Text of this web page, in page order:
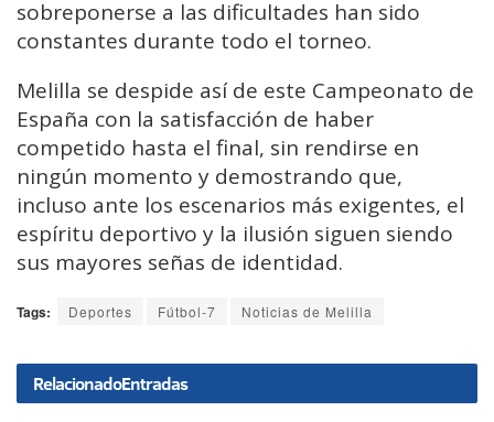
sobreponerse a las dificultades han sido
constantes durante todo el torneo.
Melilla se despide así de este Campeonato de
España con la satisfacción de haber
competido hasta el final, sin rendirse en
ningún momento y demostrando que,
incluso ante los escenarios más exigentes, el
espíritu deportivo y la ilusión siguen siendo
sus mayores señas de identidad.
Tags: Deportes Fútbol-7 Noticias de Melilla
RelacionadoEntradas